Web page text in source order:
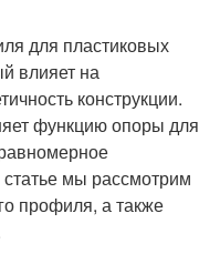
для пластиковых
влияет на
конструкции.
функцию опоры для
статье мы рассмотрим
профиля, а также